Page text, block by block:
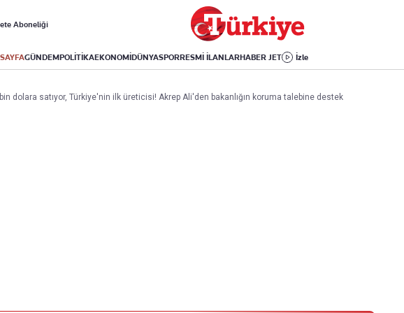
Aboneliği
GÜNDEMPOLİTİKAEKONOMİDÜNYASPORRESMİ İLANLARHABER JET İzle
Puan Durumu
Fikstür
Avrupa Ligi
Avrupa
Amerika
İsrail-Gazze
Yaşam
Sağlık
Yemek
Aktüel
Kitap
bin dolara satıyor, Türkiye'nin ilk üreticisi! Akrep Ali'den bakanlığın koruma talebine destek